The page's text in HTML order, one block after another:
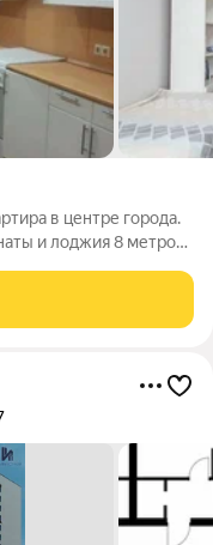
в центре города.
и лоджия 8 метров.